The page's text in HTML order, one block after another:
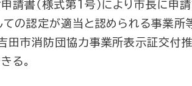
書（様式第1号）により市長に申請
の認定が適当と認められる事業所
田市消防団協力事業所表示証交付
る。